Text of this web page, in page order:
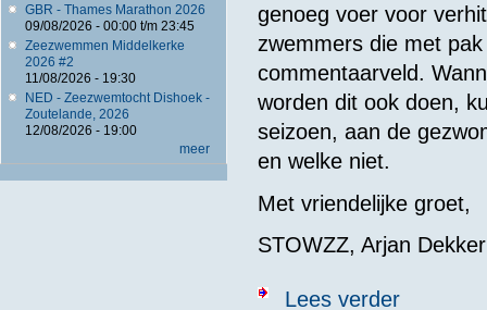
GBR - Thames Marathon 2026
09/08/2026 - 00:00t/m 23:45
Zeezwemmen Middelkerke
2026 #2
11/08/2026 - 19:30
NED - Zeezwemtocht Dishoek -
Zoutelande, 2026
12/08/2026 - 19:00
meer
genoeg voer voor
zwemmers die met
commentaarveld.
worden dit ook doen,
seizoen, aan de
en welke niet.
Met vriendelijke groet,
STOWZZ, Arjan Dekker
Lees verderover Uitslag